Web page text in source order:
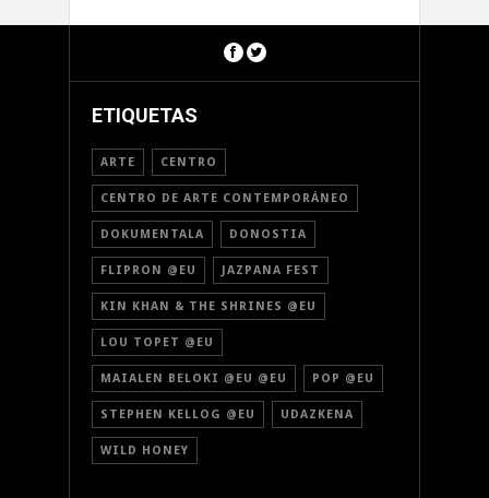
ETIQUETAS
ARTE CENTRO
CENTRO DE ARTE CONTEMPORÁNEO
DOKUMENTALA DONOSTIA
FLIPRON @EU JAZPANA FEST
KIN KHAN & THE SHRINES @EU
LOU TOPET @EU
MAIALEN BELOKI @EU @EU POP @EU
STEPHEN KELLOG @EU UDAZKENA
WILD HONEY